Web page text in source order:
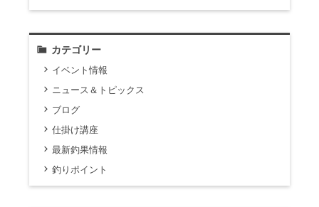
カテゴリー
イベント情報
ニュース＆トピックス
ブログ
仕掛け講座
最新釣果情報
釣りポイント